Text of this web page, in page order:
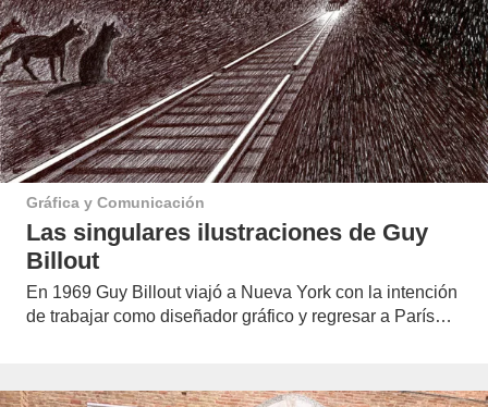
Gráfica y Comunicación
Las singulares ilustraciones de Guy
Billout
En 1969 Guy Billout viajó a Nueva York con la intención
de trabajar como diseñador gráfico y regresar a París…